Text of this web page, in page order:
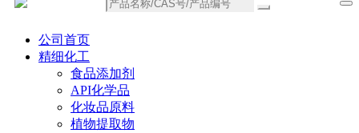
公司首页
精细化工
食品添加剂
API化学品
化妆品原料
植物提取物